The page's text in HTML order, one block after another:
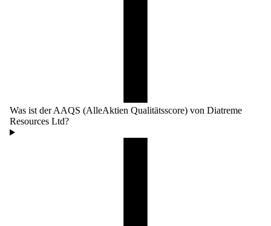
Was ist der AAQS (AlleAktien Qualitätsscore) von Diatreme
Resources Ltd?